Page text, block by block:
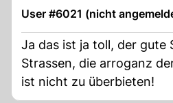
User #6021 (nicht
Ja das ist ja toll, der gute
Strassen, die arroganz
ist nicht zu überbieten!